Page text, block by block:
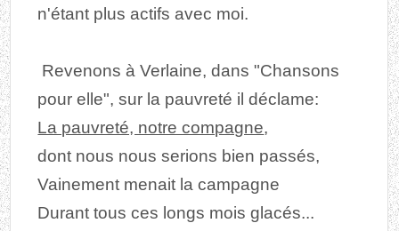
n'étant plus actifs avec moi.
Revenons à Verlaine, dans "Chansons
pour elle", sur la pauvreté il déclame:
La pauvreté, notre compagne,
dont nous nous serions bien passés,
Vainement menait la campagne
Durant tous ces longs mois glacés...